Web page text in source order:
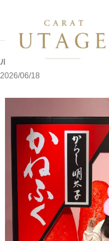
ホーム 写メブログ ルルです
ルルです
2026/06/18